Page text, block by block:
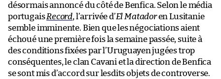
désormais annoncé du côté de Benfica. Selon le média
portugaisRecord, l’arrivée d’El Matadoren Lusitanie
semble imminente. Bien que les négociations aient
échoué une première fois la semaine passée, suite à
des conditions fixées par l’Uruguayen jugées trop
conséquentes, le clan Cavani et la direction de Benfica
se sont mis d’accord sur lesdits objets de controverse.